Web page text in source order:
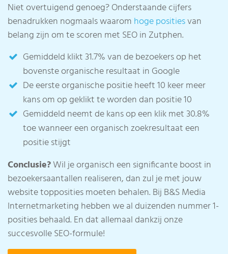
Niet overtuigend genoeg? Onderstaande cijfers
benadrukken nogmaals waarom hoge positiesvan
belang zijn om te scoren met SEO in Zutphen.
Gemiddeld klikt 31.7% van de bezoekers op het
bovenste organische resultaat in Google
De eerste organische positie heeft 10 keer meer
kans om op geklikt te worden dan positie 10
Gemiddeld neemt de kans op een klik met 30.8%
toe wanneer een organisch zoekresultaat een
positie stijgt
Conclusie?Wil je organisch een significante boost in
bezoekersaantallen realiseren, dan zul je met jouw
website topposities moeten behalen. Bij B&S Media
Internetmarketing hebben we al duizenden nummer 1-
posities behaald. En dat allemaal dankzij onze
succesvolle SEO-formule!